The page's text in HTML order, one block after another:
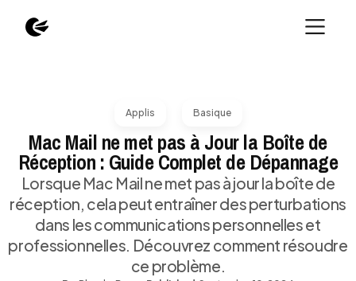
Applis Basique
Mac Mail ne met pas à Jour la Boîte de
Réception : Guide Complet de Dépannage
Lorsque Mac Mail ne met pas à jour la boîte de
réception, cela peut entraîner des perturbations
dans les communications personnelles et
professionnelles. Découvrez comment résoudre
ce problème.